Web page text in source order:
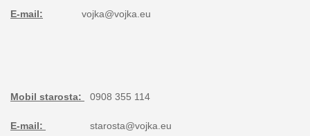
E-mail: vojka@vojka.eu
Mobil starosta: 0908 355 114
E-mail: starosta@vojka.eu